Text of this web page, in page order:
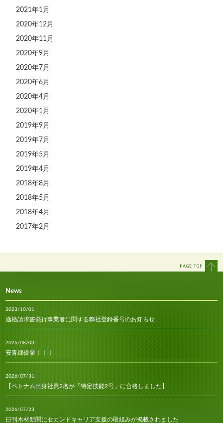
2021年1月
2020年12月
2020年11月
2020年9月
2020年7月
2020年6月
2020年4月
2020年1月
2019年9月
2019年7月
2019年5月
2019年4月
2018年8月
2018年5月
2018年4月
2017年2月
News
2023/10/01
適格請求書発行事業者に関する弊社登録番号のお知らせ
2026/08/03
安青錦優勝！！！
2026/07/31
【ベトナム出身社員2名が「特定技能2号」に合格しました】
2026/07/23
日刊木材新聞にセカンドキャリア支援の取組みが掲載されました